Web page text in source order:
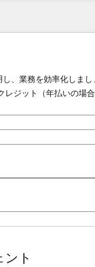
、業務を効率化しま
レジット（年払いの場合